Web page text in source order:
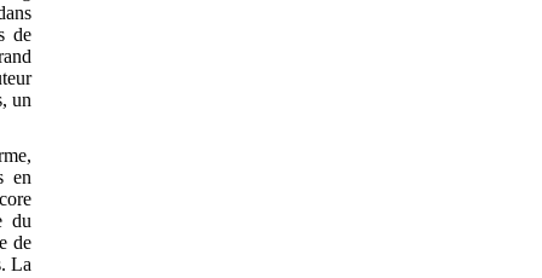
de
un
en
du
de
La